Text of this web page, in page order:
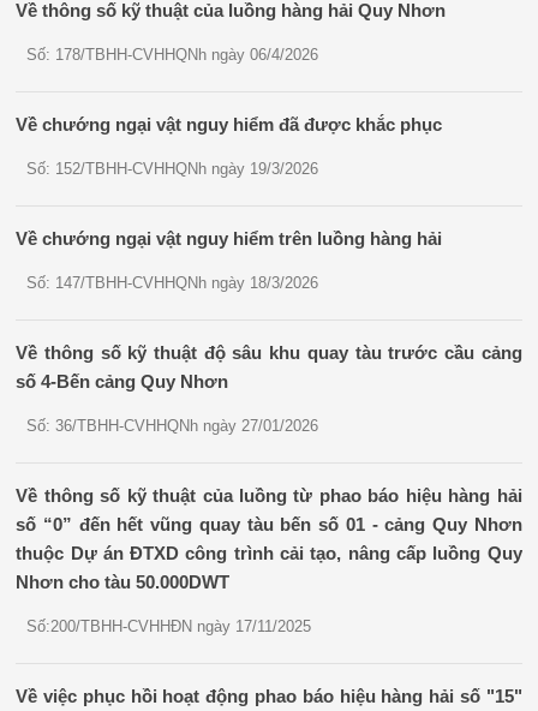
Về thông số kỹ thuật của luồng hàng hải Quy Nhơn
Số: 178/TBHH-CVHHQNh ngày 06/4/2026
Về chướng ngại vật nguy hiểm đã được khắc phục
Số: 152/TBHH-CVHHQNh ngày 19/3/2026
Về chướng ngại vật nguy hiểm trên luồng hàng hải
Số: 147/TBHH-CVHHQNh ngày 18/3/2026
Về thông số kỹ thuật độ sâu khu quay tàu trước cầu cảng
số 4-Bến cảng Quy Nhơn
Số: 36/TBHH-CVHHQNh ngày 27/01/2026
Về thông số kỹ thuật của luồng từ phao báo hiệu hàng hải
số “0” đến hết vũng quay tàu bến số 01 - cảng Quy Nhơn
thuộc Dự án ĐTXD công trình cải tạo, nâng cấp luồng Quy
Nhơn cho tàu 50.000DWT
Số:200/TBHH-CVHHĐN ngày 17/11/2025
Về việc phục hồi hoạt động phao báo hiệu hàng hải số "15"